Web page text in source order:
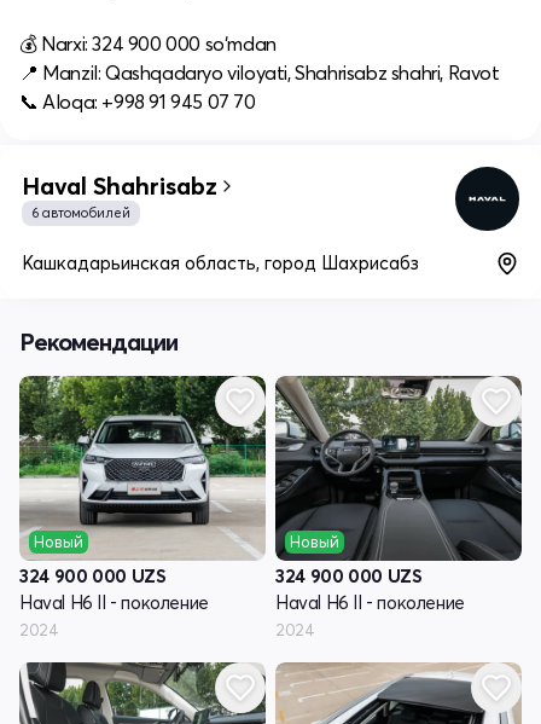
💰 Narxi: 324 900 000 so‘mdan
📍 Manzil: Qashqadaryo viloyati, Shahrisabz shahri, Ravot
📞 Aloqa: +998 91 945 07 70
Haval Shahrisabz
6 автомобилей
Кашкадарьинская область, город Шахрисабз
Рекомендации
Новый
324 900 000 UZS
Haval H6 II - поколение
2024
Новый
324 900 000 UZS
Haval H6 II - поколение
2024